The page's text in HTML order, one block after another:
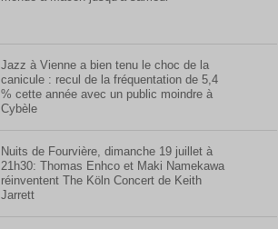
Jazz à Vienne a bien tenu le choc de la
canicule : recul de la fréquentation de 5,4
% cette année avec un public moindre à
Cybèle
Nuits de Fourvière, dimanche 19 juillet à
21h30: Thomas Enhco et Maki Namekawa
réinventent The Köln Concert de Keith
Jarrett